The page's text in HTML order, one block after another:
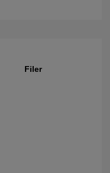
Filer